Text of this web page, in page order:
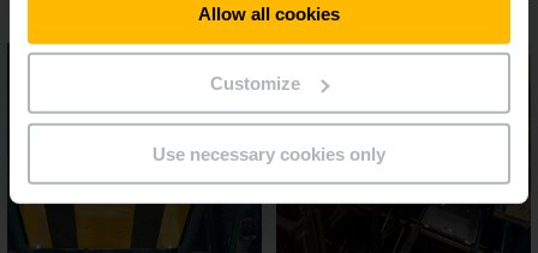
Allow all cookies
Customize
Use necessary cookies only